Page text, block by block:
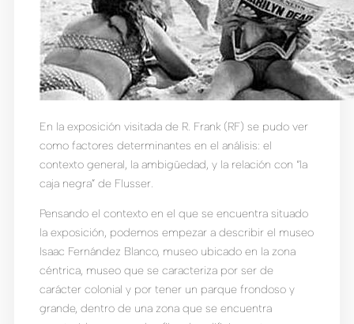
En la exposición visitada de R. Frank (RF) se pudo ver
como factores determinantes en el análisis: el
contexto general, la ambigüedad, y la relación con “la
caja negra” de Flusser.
Pensando el contexto en el que se encuentra situado
la exposición, podemos empezar a describir el museo
Isaac Fernández Blanco, museo ubicado en la zona
céntrica, museo que se caracteriza por ser de
carácter colonial y por tener un parque frondoso y
grande, dentro de una zona que se encuentra